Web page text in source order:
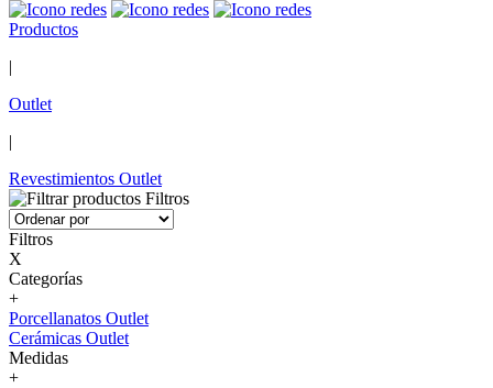
Productos
|
Outlet
|
Revestimientos Outlet
Filtros
Filtros
X
Categorías
+
Porcellanatos Outlet
Cerámicas Outlet
Medidas
+